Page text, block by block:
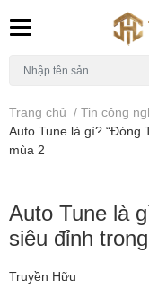
Trang chủ / Tin công
Auto Tune là gì? “Đóng
mùa 2
Auto Tune là
siêu đỉnh
Truyền Hữu